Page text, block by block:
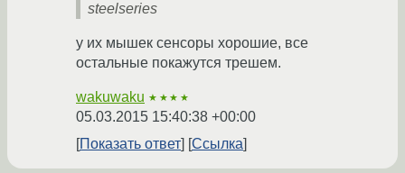
steelseries
у их мышек сенсоры хорошие, все
остальные покажутся трешем.
wakuwaku ★★★★
05.03.2015 15:40:38 +00:00
Показать ответ
Ссылка